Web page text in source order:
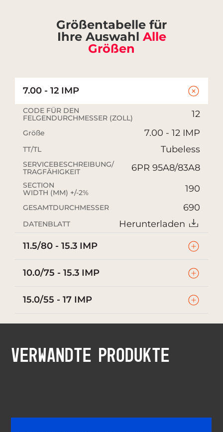
Größentabelle für
Ihre Auswahl Alle
Größen
7.00 - 12 IMP
CODE FÜR DEN
FELGENDURCHMESSER (ZOLL)
12
Größe 7.00 - 12 IMP
TT/TL Tubeless
SERVICEBESCHREIBUNG/
TRAGFÄHIGKEIT
6PR 95A8/83A8
SECTION
WIDTH (MM) +/-2%
190
GESAMTDURCHMESSER 690
DATENBLATT
Herunterladen
11.5/80 - 15.3 IMP
10.0/75 - 15.3 IMP
15.0/55 - 17 IMP
VERWANDTE PRODUKTE